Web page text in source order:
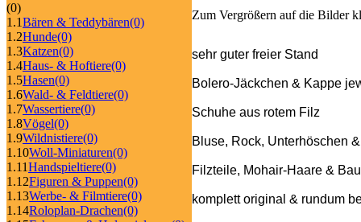
(0)
1.1Bären & Teddybären(0)
1.2Hunde(0)
1.3Katzen(0)
1.4Haus- & Hoftiere(0)
1.5Hasen(0)
1.6Wald- & Feldtiere(0)
1.7Wassertiere(0)
1.8Vögel(0)
1.9Wildnistiere(0)
1.10Woll-Miniaturen(0)
1.11Handspieltiere(0)
1.12Figuren & Puppen(0)
1.13Werbe- & Filmtiere(0)
1.14Roloplan-Drachen(0)
Zum Vergrößern auf die Bilder
sehr guter freier Stand
Bolero-Jäckchen & Kappe
Schuhe aus rotem Filz
Bluse, Rock, Unterhöschen
Filzteile, Mohair-Haare &
komplett original & rundum